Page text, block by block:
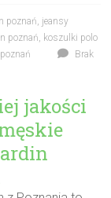
poznań, jeansy
poznań, koszulki polo
Brak
jakości